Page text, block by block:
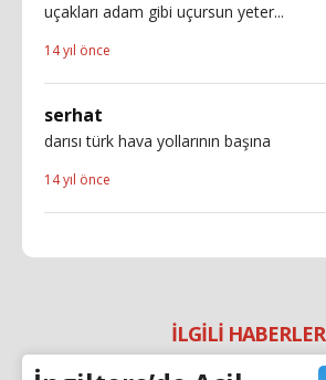
uçakları adam gibi uçursun yeter...
14 yıl önce
serhat
darısı türk hava yollarının başına
14 yıl önce
İLGİLİ HABERLER